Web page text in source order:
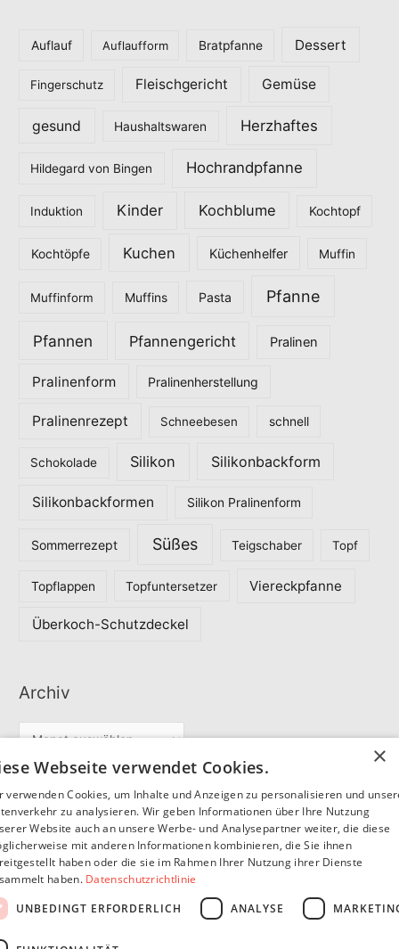
Auflauf Auflaufform Bratpfanne Dessert
Fingerschutz Fleischgericht Gemüse
gesund Haushaltswaren Herzhaftes
Hildegard von Bingen Hochrandpfanne
Induktion Kinder Kochblume Kochtopf
Kochtöpfe Kuchen Küchenhelfer Muffin
Muffinform Muffins Pasta Pfanne
Pfannen Pfannengericht Pralinen
Pralinenform Pralinenherstellung
Pralinenrezept Schneebesen schnell
Schokolade Silikon Silikonbackform
Silikonbackformen Silikon Pralinenform
Sommerrezept Süßes Teigschaber Topf
Topflappen Topfuntersetzer Viereckpfanne
Überkoch-Schutzdeckel
Archiv
i
v
Partner
SommerSEO
×
Webseite verwendet Cookies.
verwenden Cookies, um Inhalte und Anzeigen zu personalisieren und
zu analysieren. Wir geben Informationen über Ihre Nutzung
Website auch an unsere Werbe- und Analysepartner weiter, die diese
mit anderen Informationen kombinieren, die Sie ihnen
haben oder die sie im Rahmen Ihrer Nutzung ihrer Dienste
haben. Datenschutzrichtlinie
UNBEDINGT ERFORDERLICH
ANALYSE